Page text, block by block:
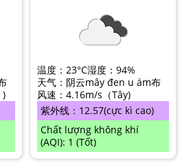
KHÍ
NGHIỆP AIRKO
KHÍ
)
温度： 23°C湿度： 94%
天气：阴云mây đen u ám布
风速： 4.16m/s （Tây)
紫外线： 12.57(cực kì cao)
Chất lượng không khí
(AQI): 1 (Tốt)